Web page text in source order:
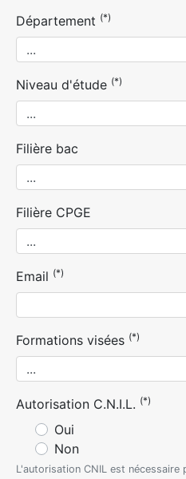
Département (*)
Niveau d'étude (*)
Filière bac
Filière CPGE
Email (*)
Formations visées (*)
Autorisation C.N.I.L. (*)
Oui
Non
L'autorisation CNIL est nécessaire